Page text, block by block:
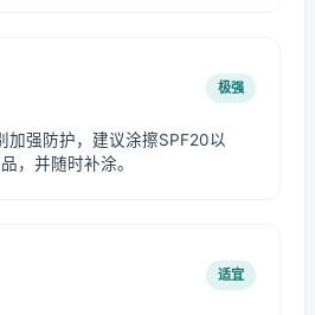
极强
加强防护，建议涂擦SPF20以
，并随时补涂。
适宜